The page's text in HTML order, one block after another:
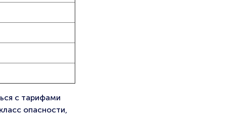
с тарифами
опасности,